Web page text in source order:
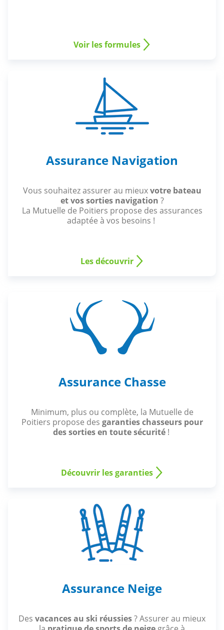
Voir les formules
Assurance Navigation
Vous souhaitez assurer au mieuxvotre bateau
et vos sorties navigation ?
La Mutuelle de Poitiers propose des assurances
adaptée à vos besoins !
Les découvrir
Assurance Chasse
Minimum, plus ou complète, la Mutuelle de
Poitiers propose des garanties chasseurs pour
des sorties en toute sécurité!
Découvrir les garanties
Assurance Neige
Des vacances au ski réussies? Assurer au mieux